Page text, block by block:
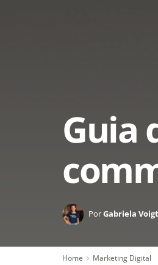
Guia
PorGabriela Voigt
Home Marketing Digital